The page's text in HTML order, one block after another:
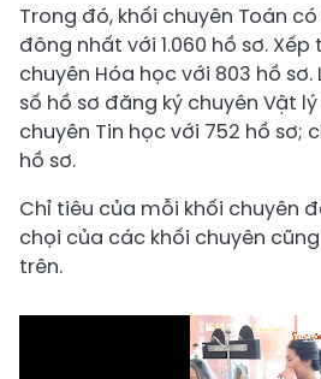
Trong đó, khối chuyên Toán
đông nhất với 1.060 hồ sơ. Xếp
chuyên Hóa học với 803 hồ sơ.
số hồ sơ đăng ký chuyên Vật
chuyên Tin học với 752 hồ sơ;
hồ sơ.
Chỉ tiêu của mỗi khối chuyên
chọi của các khối chuyên
trên.